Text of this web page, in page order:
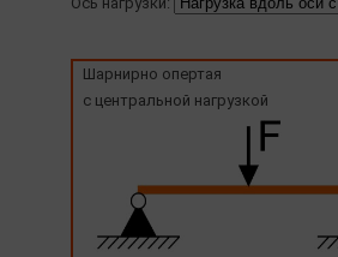
Шарнирно опертая
с центральной нагрузкой